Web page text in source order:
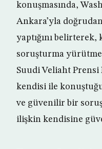
konuşmasında,
Ankara’yla
yaptığını belirterek,
soruşturma
Suudi Veliaht Prensi
kendisi ile
ve güvenilir bir
ilişkin kendisine